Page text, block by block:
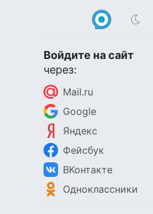
Войдите на сайт
через:
Mail.ru
Google
Яндекс
Фейсбук
ВКонтакте
Одноклассники